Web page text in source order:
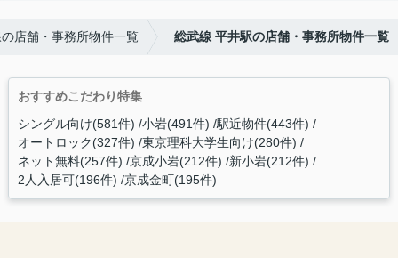
店舗・事務所物件一覧 総武線 平井駅の店舗・事務所物件一覧
おすすめこだわり特集
シングル向け(581件) 小岩(491件) 駅近物件(443件)
オートロック(327件) 東京理科大学生向け(280件)
ネット無料(257件) 京成小岩(212件) 新小岩(212件)
2人入居可(196件) 京成金町(195件)